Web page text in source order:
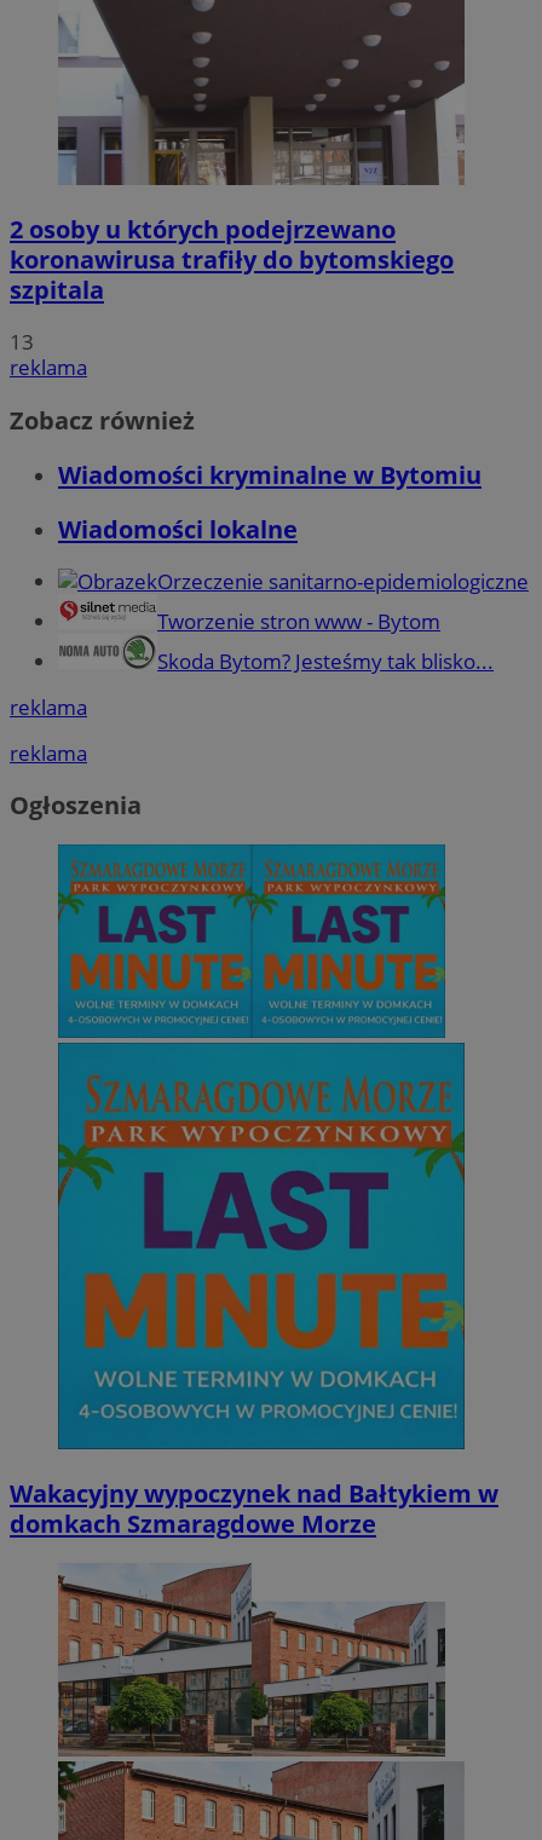
2 osoby u których podejrzewano
koronawirusa trafiły do bytomskiego
szpitala
13
reklama
Zobacz również
Wiadomości kryminalne w Bytomiu
Wiadomości lokalne
Orzeczenie sanitarno-epidemiologiczne
Tworzenie stron www - Bytom
Skoda Bytom? Jesteśmy tak blisko...
reklama
reklama
Ogłoszenia
Wakacyjny wypoczynek nad Bałtykiem w
domkach Szmaragdowe Morze